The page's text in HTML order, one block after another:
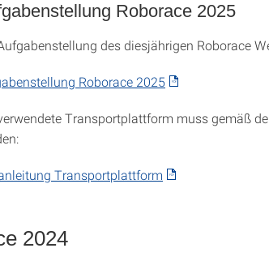
Roborace 2025
des diesjährigen Roborace
Roborace 2025
Transportplattform muss gemäß
Transportplattform
2024